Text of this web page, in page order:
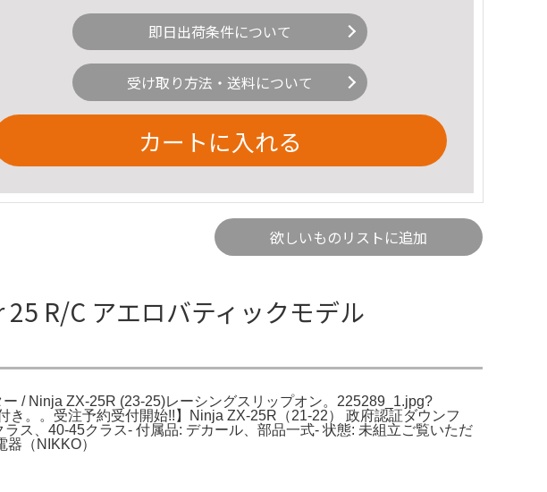
即日出荷条件について
受け取り方法・送料について
カートに入れる
欲しいものリストに追加
R/C アエロバティックモデル
/ Ninja ZX-25R (23-25)レーシングスリップオン。225289_1.jpg?
。。受注予約受付開始!!】Ninja ZX-25R（21-22） 政府認証ダウンフ
ス、40-45クラス- 付属品: デカール、部品一式- 状態: 未組立ご覧いただ
（NIKKO）